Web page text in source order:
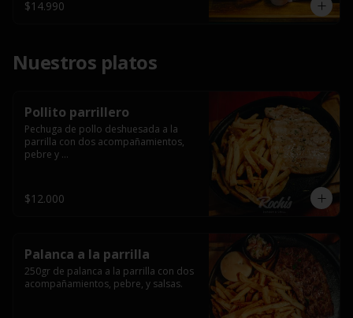
$14.990
Nuestros platos
Pollito parrillero
Pechuga de pollo deshuesada a la
parrilla con dos acompañamientos,
pebre y
$12.000
Palanca a la parrilla
250gr de palanca a la parrilla con dos
acompañamientos, pebre, y salsas.